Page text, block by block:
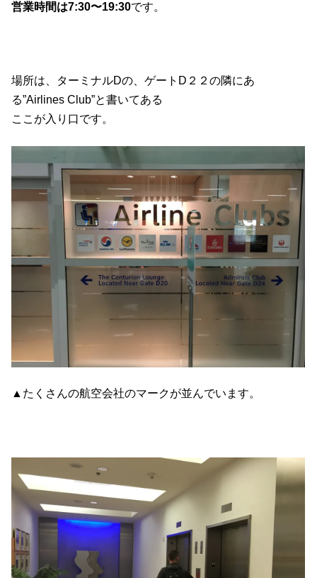
営業時間は7:30〜19:30です。
場所は、ターミナルDの、ゲートD２２の隣にあ
る”Airlines Club”と書いてある
ここが入り口です。
▲たくさんの航空会社のマークが並んでいます。